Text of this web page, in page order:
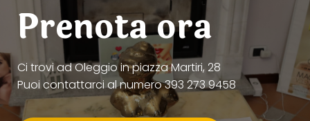
Prenota ora
Ci trovi ad Oleggio in piazza Martiri, 28
Puoi contattarci al numero 393 273 9458